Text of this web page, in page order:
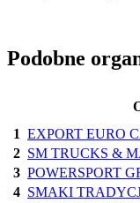
Podobne
1 EXPORT EURO
2 SM TRUCKS &
3 POWERSPORT
4 SMAKI